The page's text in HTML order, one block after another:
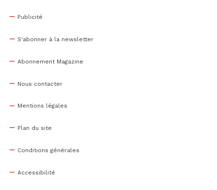
Publicité
S'abonner à la newsletter
Abonnement Magazine
Nous contacter
Mentions légales
Plan du site
Conditions générales
Accessibilité